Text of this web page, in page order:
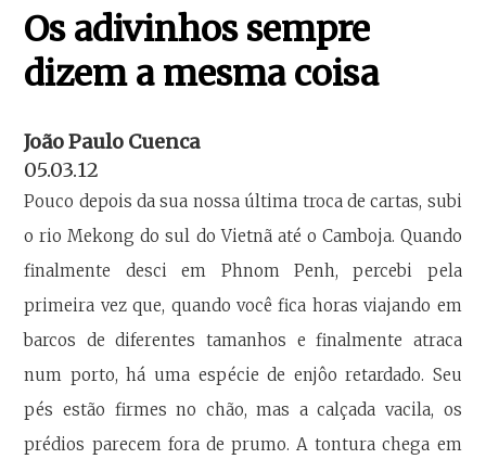
Os adivinhos sempre
dizem a mesma coisa
João Paulo Cuenca
05.03.12
Pouco depois da sua nossa última troca de cartas, subi
o rio Mekong do sul do Vietnã até o Camboja. Quando
finalmente desci em Phnom Penh, percebi pela
primeira vez que, quando você fica horas viajando em
barcos de diferentes tamanhos e finalmente atraca
num porto, há uma espécie de enjôo retardado. Seu
pés estão firmes no chão, mas a calçada vacila, os
prédios parecem fora de prumo. A tontura chega em